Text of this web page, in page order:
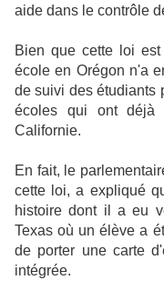
aide dans le contrôle
Bien que cette loi
école en Orégon n'a
de suivi des étudiants
écoles qui ont déjà
Californie.
En fait, le
cette loi, a expliqué
histoire dont il a eu
Texas où un élève a
de porter une carte
intégrée.